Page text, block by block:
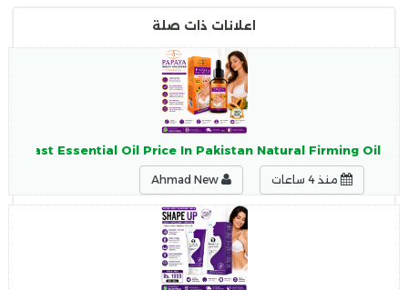
اعلانات ذات صلة
Breast Essential Oil Price In Pakistan Natural Firming Oil
منذ 4 ساعات